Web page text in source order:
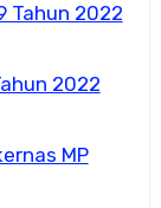
Tahun 2022
2022
MP